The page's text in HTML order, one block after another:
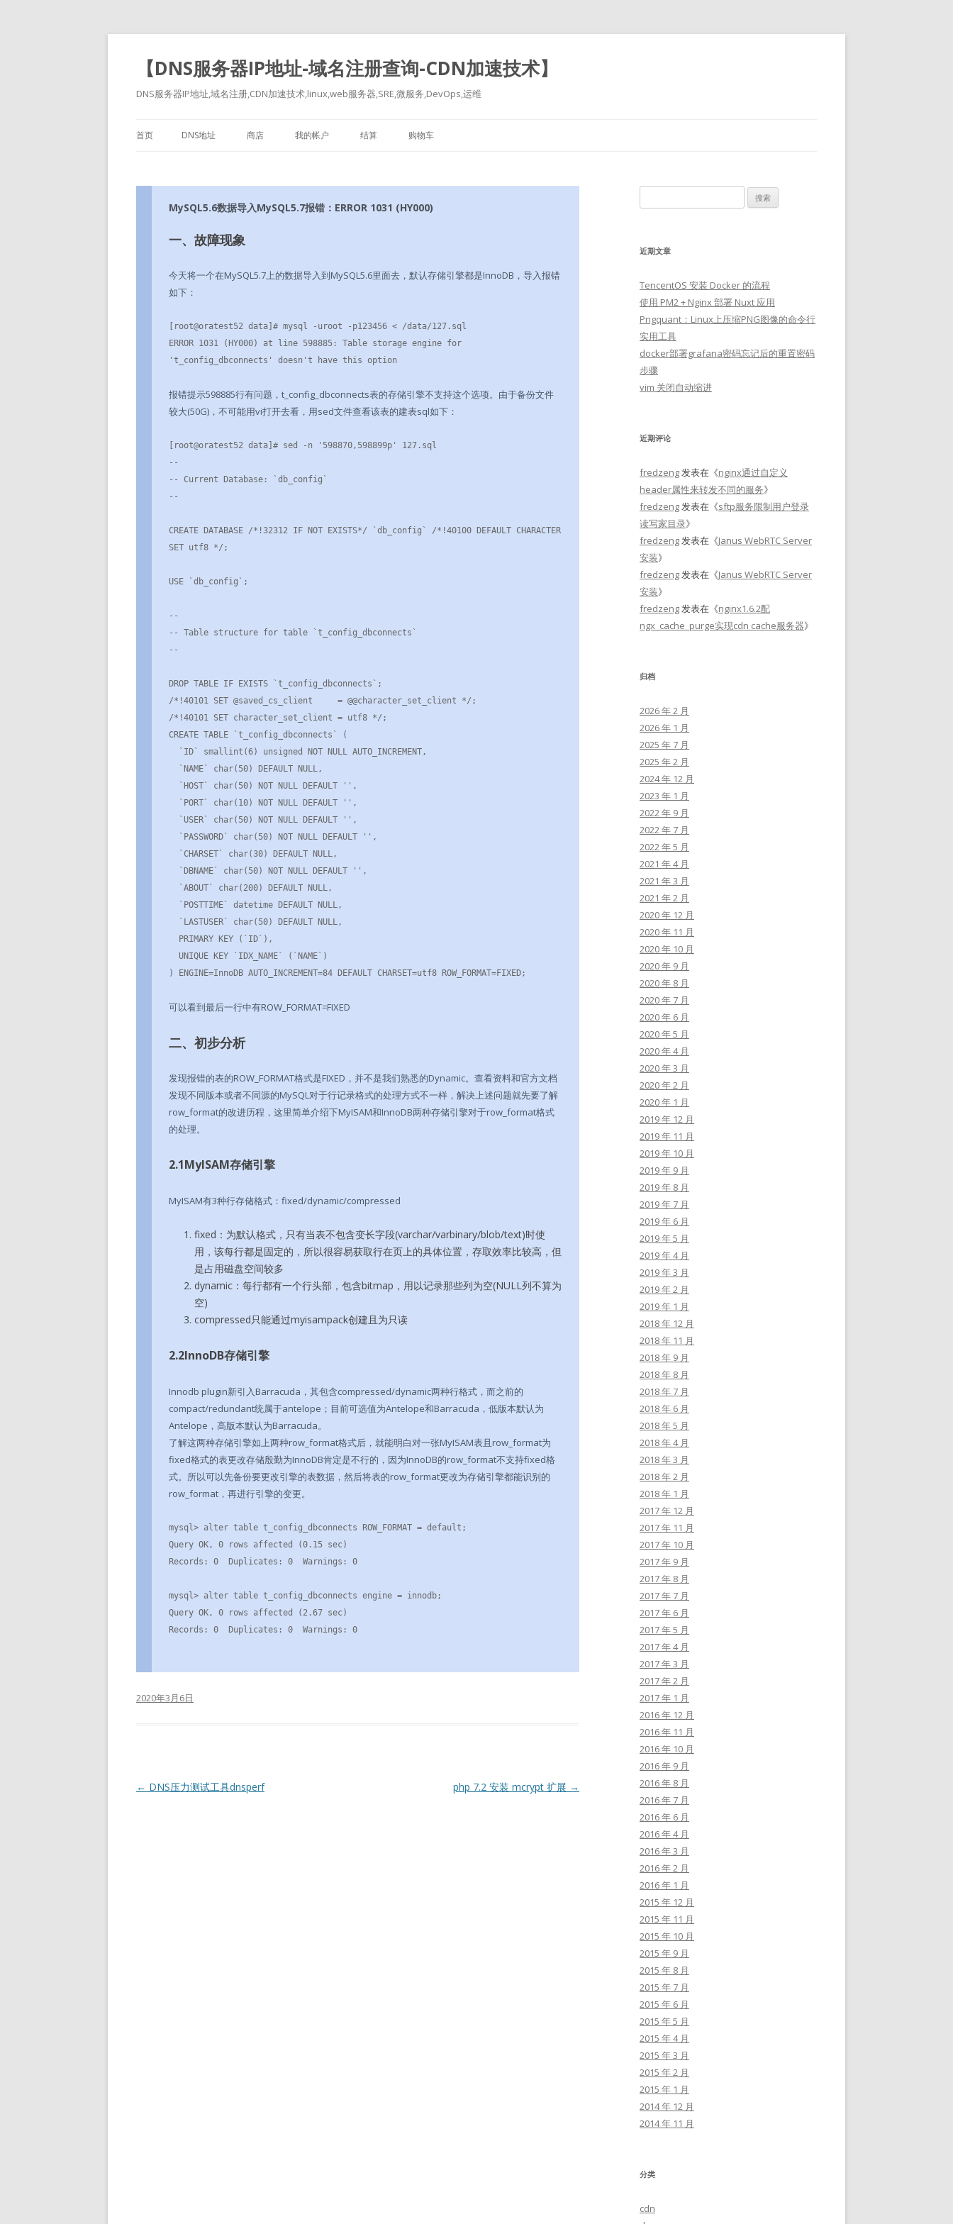
【DNS服务器IP地址-域名注册查询-CDN加速技术】
DNS服务器IP地址,域名注册,CDN加速技术,linux,web服务器,SRE,微服务,DevOps,运维
首页 DNS地址 商店 我的帐户 结算 购物车
MySQL5.6数据导入MySQL5.7报错：ERROR 1031 (HY000)
一、故障现象
今天将一个在MySQL5.7上的数据导入到MySQL5.6里面去，默认存储引擎都是InnoDB，导入报错
如下：
[root@oratest52 data]# mysql -uroot -p123456 < /data/127.sql
ERROR 1031 (HY000) at line 598885: Table storage engine for
't_config_dbconnects' doesn't have this option
报错提示598885行有问题，t_config_dbconnects表的存储引擎不支持这个选项。由于备份文件
较大(50G)，不可能用vi打开去看，用sed文件查看该表的建表sql如下：
[root@oratest52 data]# sed -n '598870,598899p' 127.sql
--
-- Current Database: `db_config`
--
CREATE DATABASE /*!32312 IF NOT EXISTS*/ `db_config` /*!40100 DEFAULT CHARACTER
SET utf8 */;
USE `db_config`;
--
-- Table structure for table `t_config_dbconnects`
--
DROP TABLE IF EXISTS `t_config_dbconnects`;
/*!40101 SET @saved_cs_client     = @@character_set_client */;
/*!40101 SET character_set_client = utf8 */;
CREATE TABLE `t_config_dbconnects` (
) ENGINE=InnoDB AUTO_INCREMENT=84 DEFAULT CHARSET=utf8 ROW_FORMAT=FIXED;
可以看到最后一行中有ROW_FORMAT=FIXED
二、初步分析
发现报错的表的ROW_FORMAT格式是FIXED，并不是我们熟悉的Dynamic。查看资料和官方文档
发现不同版本或者不同源的MySQL对于行记录格式的处理方式不一样，解决上述问题就先要了解
row_format的改进历程，这里简单介绍下MyISAM和InnoDB两种存储引擎对于row_format格式
的处理。
2.1MyISAM存储引擎
MyISAM有3种行存储格式：fixed/dynamic/compressed
fixed：为默认格式，只有当表不包含变长字段(varchar/varbinary/blob/text)时使
用，该每行都是固定的，所以很容易获取行在页上的具体位置，存取效率比较高，但
是占用磁盘空间较多
dynamic：每行都有一个行头部，包含bitmap，用以记录那些列为空(NULL列不算为
空)
compressed只能通过myisampack创建且为只读
2.2InnoDB存储引擎
Innodb plugin新引入Barracuda，其包含compressed/dynamic两种行格式，而之前的
compact/redundant统属于antelope；目前可选值为Antelope和Barracuda，低版本默认为
Antelope，高版本默认为Barracuda。
了解这两种存储引擎如上两种row_format格式后，就能明白对一张MyISAM表且row_format为
fixed格式的表更改存储殷勤为InnoDB肯定是不行的，因为InnoDB的row_format不支持fixed格
式。所以可以先备份要更改引擎的表数据，然后将表的row_format更改为存储引擎都能识别的
row_format，再进行引擎的变更。
mysql> alter table t_config_dbconnects ROW_FORMAT = default;
Query OK, 0 rows affected (0.15 sec)
Records: 0  Duplicates: 0  Warnings: 0
mysql> alter table t_config_dbconnects engine = innodb;
Query OK, 0 rows affected (2.67 sec)
Records: 0  Duplicates: 0  Warnings: 0
2020年3月6日
文
← DNS压力测试工具dnsperf php 7.2 安装 mcrypt 扩展 →
索：
近期文章
TencentOS 安装 Docker 的流程
使用 PM2 + Nginx 部署 Nuxt 应用
Pngquant：Linux上压缩PNG图像的命令行
实用工具
docker部署grafana密码忘记后的重置密码
步骤
vim 关闭自动缩进
近期评论
fredzeng发表在《nginx通过自定义
header属性来转发不同的服务》
fredzeng发表在《sftp服务限制用户登录
读写家目录》
fredzeng发表在《Janus WebRTC Server
安装》
fredzeng发表在《Janus WebRTC Server
安装》
fredzeng发表在《nginx1.6.2配
ngx_cache_purge实现cdn cache服务器》
归档
2026 年 2 月
2026 年 1 月
2025 年 7 月
2025 年 2 月
2024 年 12 月
2023 年 1 月
2022 年 9 月
2022 年 7 月
2022 年 5 月
2021 年 4 月
2021 年 3 月
2021 年 2 月
2020 年 12 月
2020 年 11 月
2020 年 10 月
2020 年 9 月
2020 年 8 月
2020 年 7 月
2020 年 6 月
2020 年 5 月
2020 年 4 月
2020 年 3 月
2020 年 2 月
2020 年 1 月
2019 年 12 月
2019 年 11 月
2019 年 10 月
2019 年 9 月
2019 年 8 月
2019 年 7 月
2019 年 6 月
2019 年 5 月
2019 年 4 月
2019 年 3 月
2019 年 2 月
2019 年 1 月
2018 年 12 月
2018 年 11 月
2018 年 9 月
2018 年 8 月
2018 年 7 月
2018 年 6 月
2018 年 5 月
2018 年 4 月
2018 年 3 月
2018 年 2 月
2018 年 1 月
2017 年 12 月
2017 年 11 月
2017 年 10 月
2017 年 9 月
2017 年 8 月
2017 年 7 月
2017 年 6 月
2017 年 5 月
2017 年 4 月
2017 年 3 月
2017 年 2 月
2017 年 1 月
2016 年 12 月
2016 年 11 月
2016 年 10 月
2016 年 9 月
2016 年 8 月
2016 年 7 月
2016 年 6 月
2016 年 4 月
2016 年 3 月
2016 年 2 月
2016 年 1 月
2015 年 12 月
2015 年 11 月
2015 年 10 月
2015 年 9 月
2015 年 8 月
2015 年 7 月
2015 年 6 月
2015 年 5 月
2015 年 4 月
2015 年 3 月
2015 年 2 月
2015 年 1 月
2014 年 12 月
2014 年 11 月
分类
cdn